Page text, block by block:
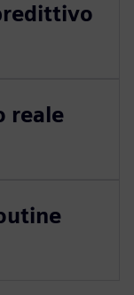
reale